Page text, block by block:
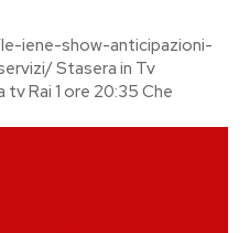
iene-show-anticipazioni-
Stasera in Tv
Che